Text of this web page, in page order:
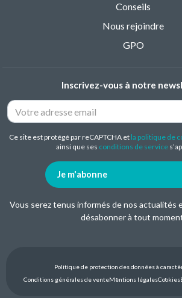
Conseils
Nous rejoindre
GPO
Inscrivez-vous à notre
Ce site est protégé par reCAPTCHA et la politique de
ainsi que ses conditions de service
Je m'abonne
Vous serez tenus informés de nos actualités
désabonner à tout
Politique de protection des données à
Conditions générales de venteMentions légalesCookies